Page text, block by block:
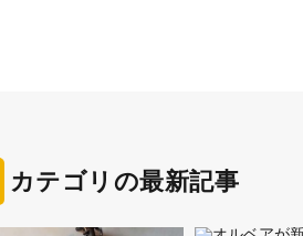
カテゴリの最新記事